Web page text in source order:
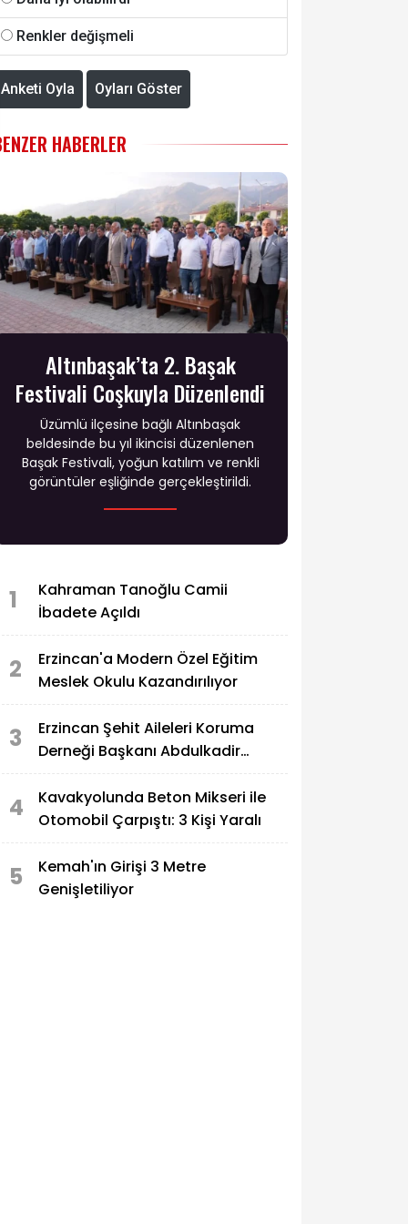
Renkler değişmeli
Anketi Oyla Oyları Göster
HABERLER
Altınbaşak’ta 2. Başak
Festivali Coşkuyla Düzenlendi
Üzümlü ilçesine bağlı Altınbaşak
beldesinde bu yıl ikincisi düzenlenen
Başak Festivali, yoğun katılım ve renkli
görüntüler eşliğinde gerçekleştirildi.
1
Kahraman Tanoğlu Camii
İbadete Açıldı
2
Erzincan'a Modern Özel Eğitim
Meslek Okulu Kazandırılıyor
3
Erzincan Şehit Aileleri Koruma
Derneği Başkanı Abdulkadir
4
Kavakyolunda Beton Mikseri ile
Otomobil Çarpıştı: 3 Kişi Yaralı
5
Kemah'ın Girişi 3 Metre
Genişletiliyor